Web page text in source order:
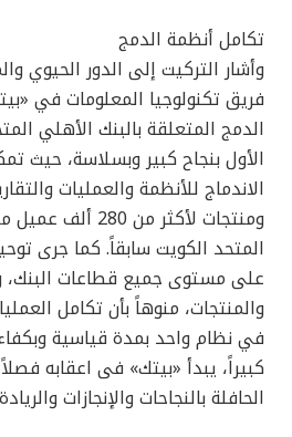
تكامل أنظمة الدمج
وأشار التركيت إلى الدور الحيوي
فريق تكنولوجيا المعلومات في
الدمج المتعلقة بالبنك الأهلي
الأول بنجاح كبير وبسلاسة، حيث
الاندماج للأنظمة والعمليات
ومنتجات لأكثر من
على مستوى جميع قطاعات البنك،
والمنتجات، منوهاً بأن تكامل
في نظام واحد بمدة قياسية
كبيراً، يبدأ «بيتك» فى اعقابه
الحافلة بالنجاحات والإنجازات